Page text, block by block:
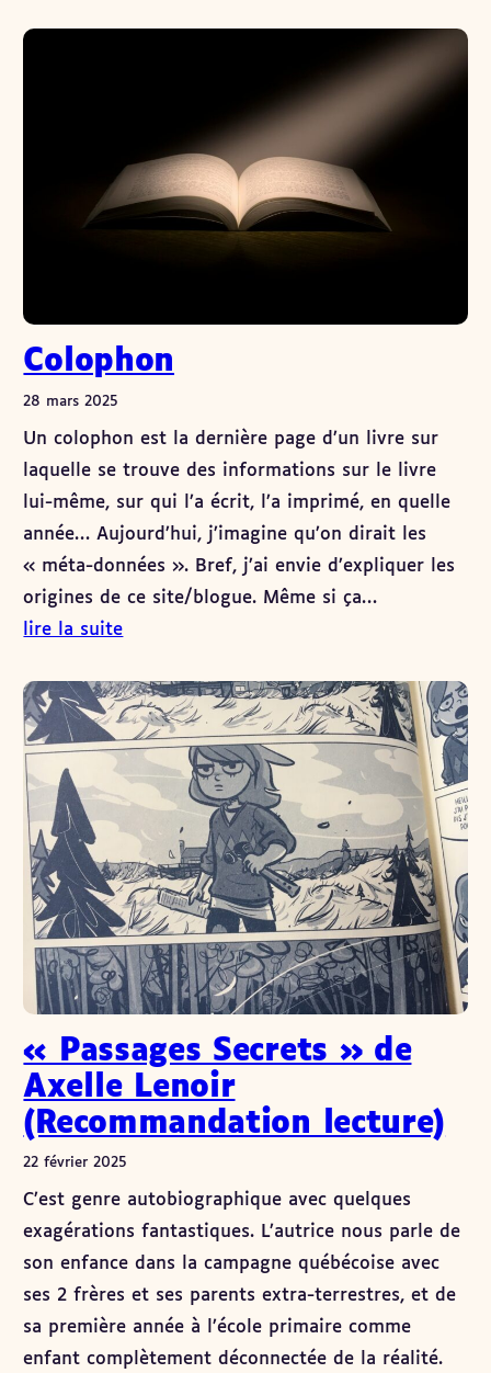
Colophon
28 mars 2025
Un colophon est la dernière page d’un livre sur
laquelle se trouve des informations sur le livre
lui-même, sur qui l’a écrit, l’a imprimé, en quelle
année… Aujourd’hui, j’imagine qu’on dirait les
« méta-données ». Bref, j’ai envie d’expliquer les
origines de ce site/blogue. Même si ça…
lire la suite
« Passages Secrets » de
Axelle Lenoir
(Recommandation lecture)
22 février 2025
C’est genre autobiographique avec quelques
exagérations fantastiques. L’autrice nous parle de
son enfance dans la campagne québécoise avec
ses 2 frères et ses parents extra-terrestres, et de
sa première année à l’école primaire comme
enfant complètement déconnectée de la réalité.